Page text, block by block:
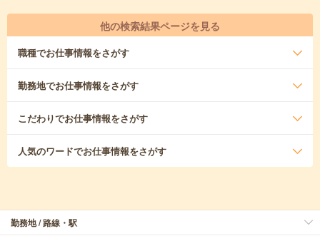
他の検索結果ページを見る
職種でお仕事情報をさがす
勤務地でお仕事情報をさがす
こだわりでお仕事情報をさがす
人気のワードでお仕事情報をさがす
勤務地 / 路線・駅